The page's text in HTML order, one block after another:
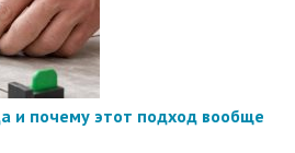
и почему этот подход вообще